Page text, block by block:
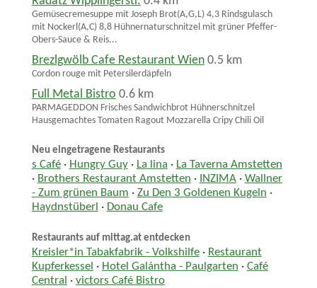
Gemüsecremesuppe mit Joseph Brot(A,G,L) 4,3 Rindsgulasch
mit Nockerl(A,C) 8,8 Hühnernaturschnitzel mit grüner Pfeffer-
Obers-Sauce & Reis...
Brezlgwölb Cafe Restaurant Wien 0.5 km
Cordon rouge mit Petersilerdäpfeln
Full Metal Bistro 0.6 km
PARMAGEDDON Frisches Sandwichbrot Hühnerschnitzel
Hausgemachtes Tomaten Ragout Mozzarella Cripy Chili Oil
Neu eingetragene Restaurants
s Café· Hungry Guy· La lina · La Taverna Amstetten
· Brothers Restaurant Amstetten · INZIMA· Wallner
- Zum grünen Baum · Zu Den 3 Goldenen Kugeln ·
Haydnstüberl · Donau Cafe
Restaurants auf mittag.at entdecken
Kreisler*in Tabakfabrik - Volkshilfe· Restaurant
Kupferkessel · Hotel Galántha - Paulgarten · Café
Central · victors Café Bistro